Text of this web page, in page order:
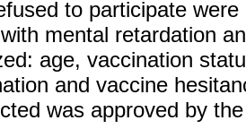
to participate
mental retardation
age, vaccination
and vaccine
was approved by